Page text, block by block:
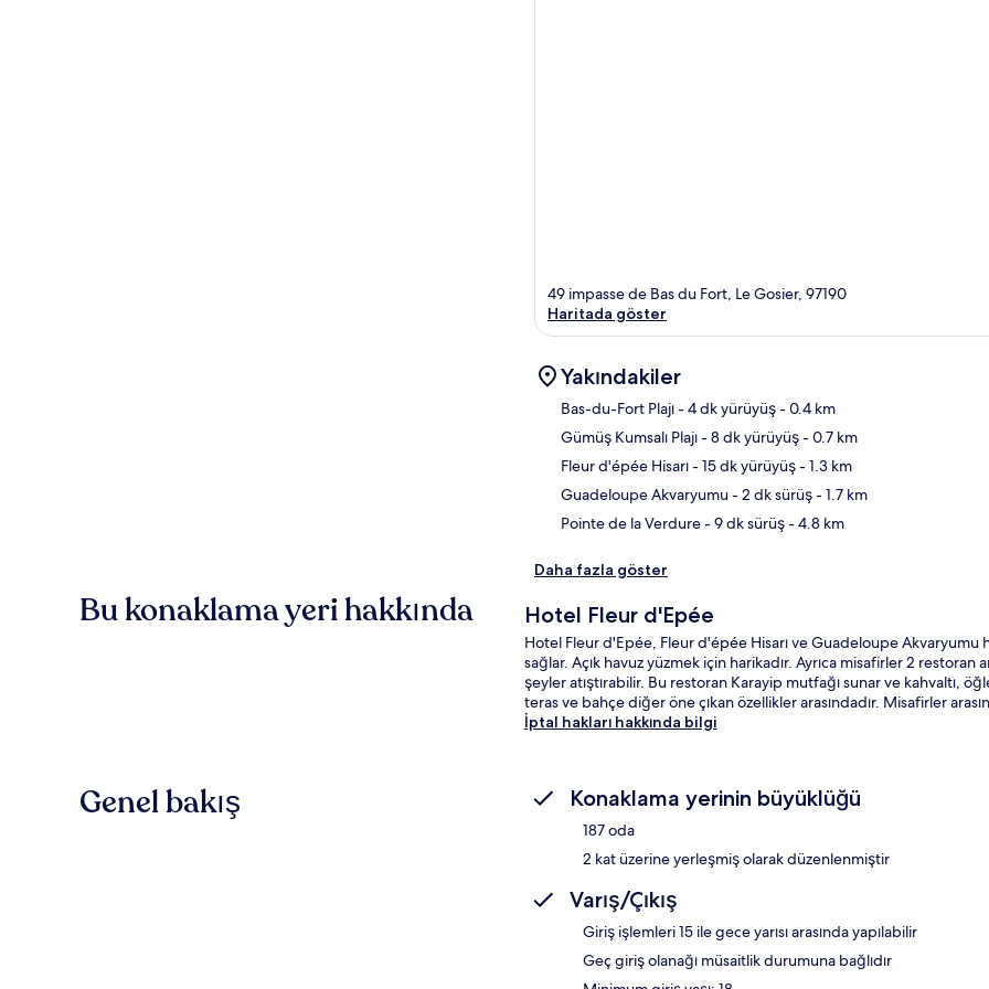
49 impasse de Bas du Fort, Le Gosier, 97190
Haritada göster
Yakındakiler
Bas-du-Fort Plajı- 4 dk yürüyüş- 0.4 km
Gümüş Kumsalı Plajı- 8 dk yürüyüş- 0.7 km
Fleur d'épée Hisarı- 15 dk yürüyüş- 1.3 km
Guadeloupe Akvaryumu- 2 dk sürüş- 1.7 km
Pointe de la Verdure- 9 dk sürüş- 4.8 km
Daha fazla göster
Bu konaklama yeri hakkında Hotel Fleur d'Epée
Hotel Fleur d'Epée, Fleur d'épée Hisarı ve Guadeloupe Akvaryumu
sağlar. Açık havuz yüzmek için harikadır. Ayrıca misafirler 2
şeyler atıştırabilir. Bu restoran Karayip mutfağı sunar ve kahvaltı,
teras ve bahçe diğer öne çıkan özellikler arasındadır. Misafirler
İptal hakları hakkında bilgi
Genel bakış Konaklama yerinin büyüklüğü
187 oda
2 kat üzerine yerleşmiş olarak düzenlenmiştir
Varış/Çıkış
Giriş işlemleri 15 ile gece yarısı arasında yapılabilir
Geç giriş olanağı müsaitlik durumuna bağlıdır